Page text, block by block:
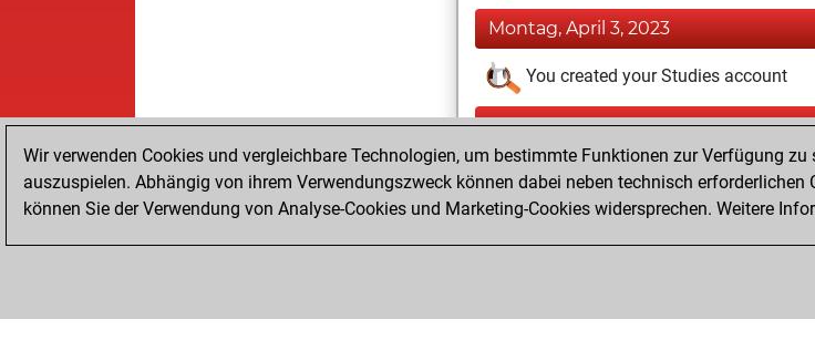
Montag, April 3, 2023
You created your Studies account
Donnerstag, Februar 23, 2023
You played 1 blitz games
You scored +1 =0 -0 in blitz
Wir verwenden Cookies und vergleichbare Technologien, um bestimmte Funktionen zur Verfügung
auszuspielen. Abhängig von ihrem Verwendungszweck können dabei neben technisch
können Sie der Verwendung von Analyse-Cookies und Marketing-Cookies widersprechen. Weitere